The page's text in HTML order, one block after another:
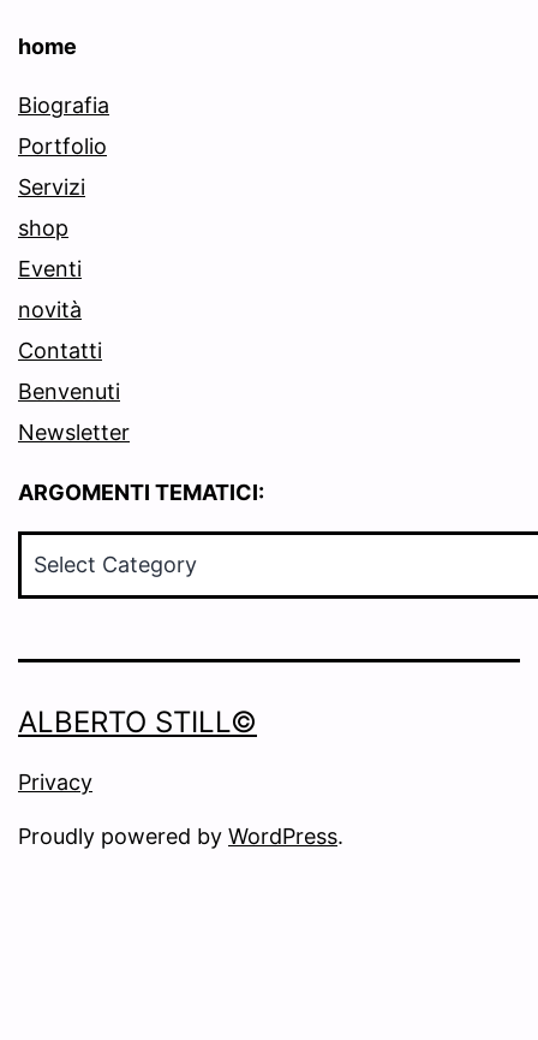
home
Biografia
Portfolio
Servizi
shop
Eventi
novità
Contatti
Benvenuti
Newsletter
ARGOMENTI TEMATICI:
ALBERTO STILL©
Privacy
Proudly powered by WordPress.